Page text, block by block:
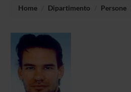
Home Dipartimento Persone